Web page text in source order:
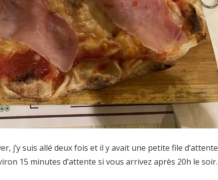
j’y suis allé deux fois et il y avait une petite file d’attente
15 minutes d’attente si vous arrivez après 20h le soir.